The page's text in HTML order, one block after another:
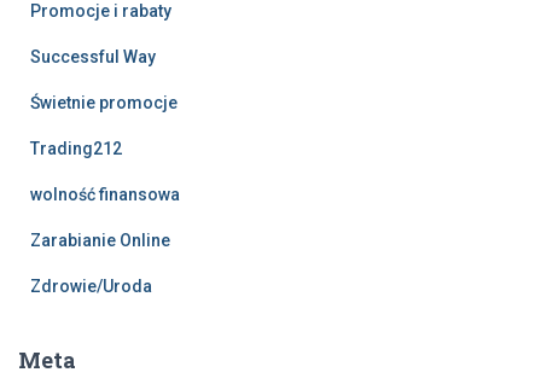
Promocje i rabaty
Successful Way
Świetnie promocje
Trading212
wolność finansowa
Zarabianie Online
Zdrowie/Uroda
Meta